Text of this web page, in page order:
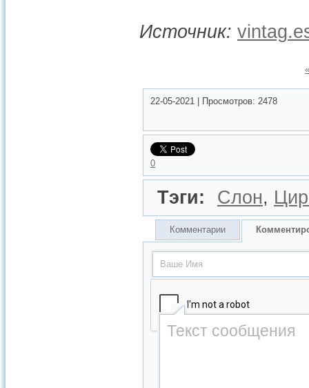
Источник:
22-05-2021 Просмотров: 2478
0
Тэги: Слон,
Комментарии